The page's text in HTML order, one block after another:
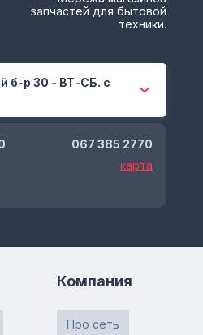
запчастей для бытовой
техники.
б-р 30 - ВТ-СБ. с
067 385 2770
карта
Компания
Про сеть